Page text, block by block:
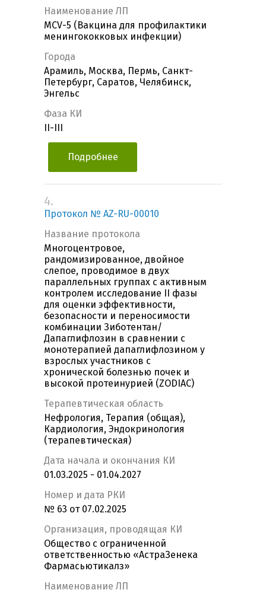
Наименование ЛП
MCV-5 (Вакцина для профилактики
менингококковых инфекции)
Города
Арамиль, Москва, Пермь, Санкт-
Петербург, Саратов, Челябинск,
Энгельс
Фаза КИ
II-III
Подробнее
4.
Протокол № AZ-RU-00010
Название протокола
Многоцентровое,
рандомизированное, двойное
слепое, проводимое в двух
параллельных группах с активным
контролем исследование II фазы
для оценки эффективности,
безопасности и переносимости
комбинации Зиботентан/
Дапаглифлозин в сравнении с
монотерапией дапаглифлозином у
взрослых участников с
хронической болезнью почек и
высокой протеинурией (ZODIAC)
Терапевтическая область
Нефрология, Терапия (общая),
Кардиология, Эндокринология
(терапевтическая)
Дата начала и окончания КИ
01.03.2025 - 01.04.2027
Номер и дата РКИ
№ 63 от 07.02.2025
Организация, проводящая КИ
Общество с ограниченной
ответственностью «АстраЗенека
Фармасьютикалз»
Наименование ЛП